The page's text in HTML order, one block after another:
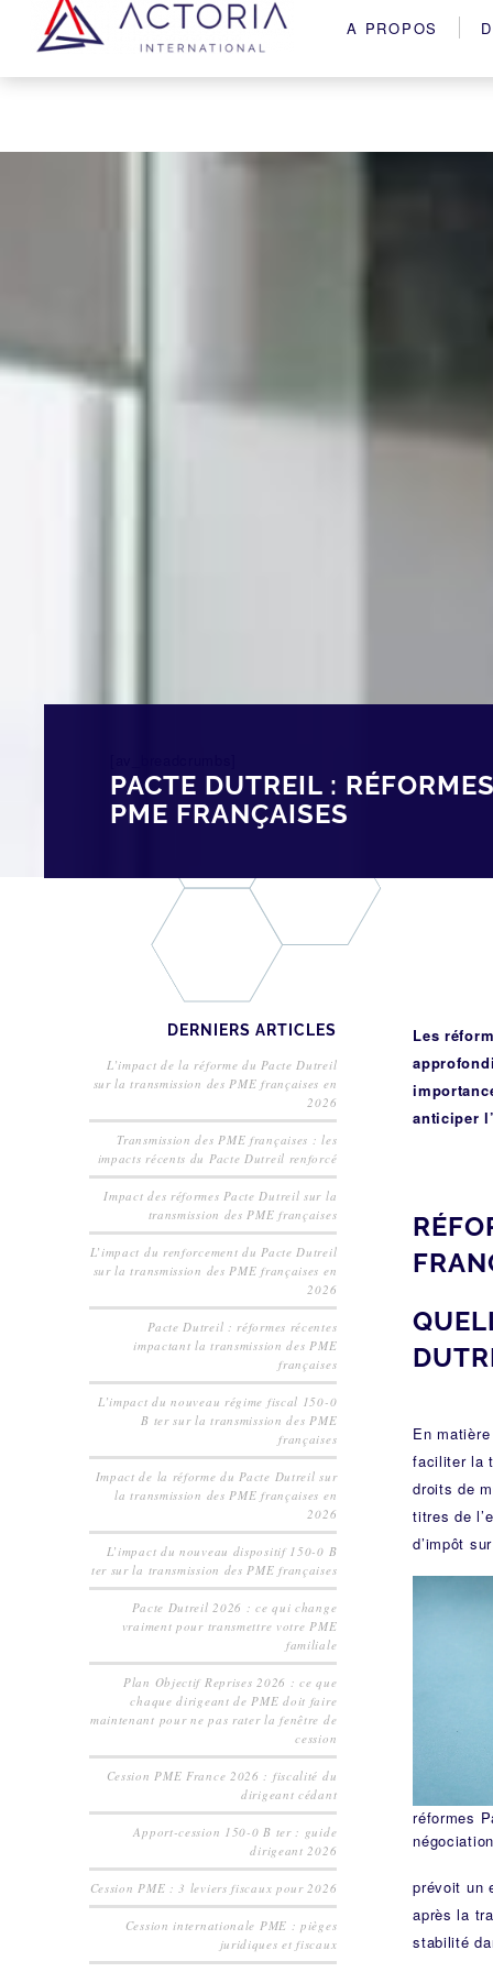
A PROPOS
PACTE DUTREIL :
PME FRANÇAISES
Les
anticiper
En
faciliter la
droits de
titres de
d’impôt
réformes
prévoit un
après la
stabilité
DERNIERS ARTICLES
L’impact de la réforme du Pacte Dutreil
sur la transmission des PME françaises en
2026
Transmission des PME françaises : les
impacts récents du Pacte Dutreil renforcé
Impact des réformes Pacte Dutreil sur la
transmission des PME françaises
L’impact du renforcement du Pacte Dutreil
sur la transmission des PME françaises en
2026
Pacte Dutreil : réformes récentes
impactant la transmission des PME
françaises
L’impact du nouveau régime fiscal 150-0
B ter sur la transmission des PME
françaises
Impact de la réforme du Pacte Dutreil sur
la transmission des PME françaises en
2026
L’impact du nouveau dispositif 150-0 B
ter sur la transmission des PME françaises
Pacte Dutreil 2026 : ce qui change
vraiment pour transmettre votre PME
familiale
Plan Objectif Reprises 2026 : ce que
chaque dirigeant de PME doit faire
maintenant pour ne pas rater la fenêtre de
cession
Cession PME France 2026 : fiscalité du
dirigeant cédant
Apport-cession 150-0 B ter : guide
dirigeant 2026
Cession PME : 3 leviers fiscaux pour 2026
Cession internationale PME : pièges
juridiques et fiscaux